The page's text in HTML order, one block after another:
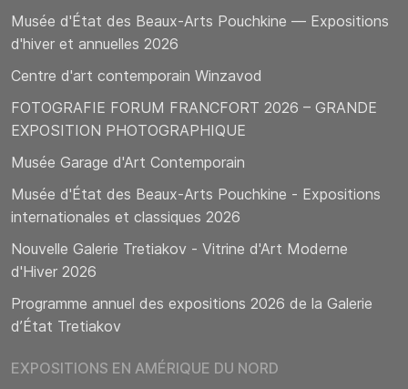
Musée d'État des Beaux-Arts Pouchkine — Expositions
d'hiver et annuelles 2026
Centre d'art contemporain Winzavod
FOTOGRAFIE FORUM FRANCFORT 2026 – GRANDE
EXPOSITION PHOTOGRAPHIQUE
Musée Garage d'Art Contemporain
Musée d'État des Beaux-Arts Pouchkine - Expositions
internationales et classiques 2026
Nouvelle Galerie Tretiakov - Vitrine d'Art Moderne
d'Hiver 2026
Programme annuel des expositions 2026 de la Galerie
d’État Tretiakov
EXPOSITIONS EN AMÉRIQUE DU NORD